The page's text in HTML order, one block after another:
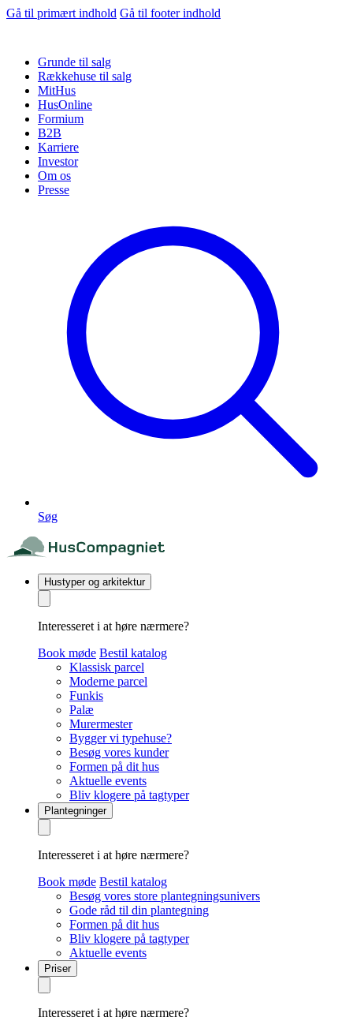
Gå til primært indhold Gå til footer indhold
Grunde til salg
Rækkehuse til salg
MitHus
HusOnline
Formium
B2B
Karriere
Investor
Om os
Presse
Søg
Hustyper og arkitektur
Interesseret i at høre nærmere?
Book møde Bestil katalog
Klassisk parcel
Moderne parcel
Funkis
Palæ
Murermester
Bygger vi typehuse?
Besøg vores kunder
Formen på dit hus
Aktuelle events
Bliv klogere på tagtyper
Plantegninger
Interesseret i at høre nærmere?
Book møde Bestil katalog
Besøg vores store plantegningsunivers
Gode råd til din plantegning
Formen på dit hus
Bliv klogere på tagtyper
Aktuelle events
Priser
Interesseret i at høre nærmere?